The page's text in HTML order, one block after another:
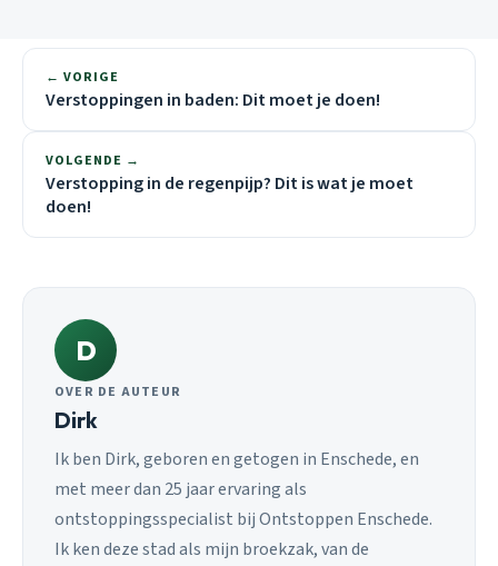
← VORIGE
Verstoppingen in baden: Dit moet je doen!
VOLGENDE →
Verstopping in de regenpijp? Dit is wat je moet
doen!
D
OVER DE AUTEUR
Dirk
Ik ben Dirk, geboren en getogen in Enschede, en
met meer dan 25 jaar ervaring als
ontstoppingsspecialist bij Ontstoppen Enschede.
Ik ken deze stad als mijn broekzak, van de